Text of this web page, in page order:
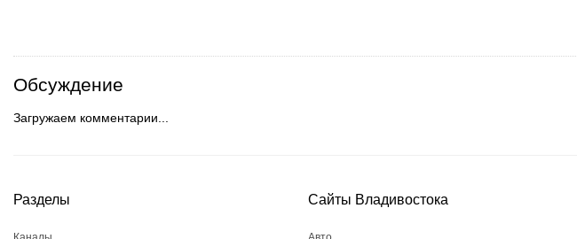
Обсуждение
Загружаем комментарии...
Разделы Сайты Владивостока